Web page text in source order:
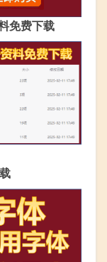
免费下载